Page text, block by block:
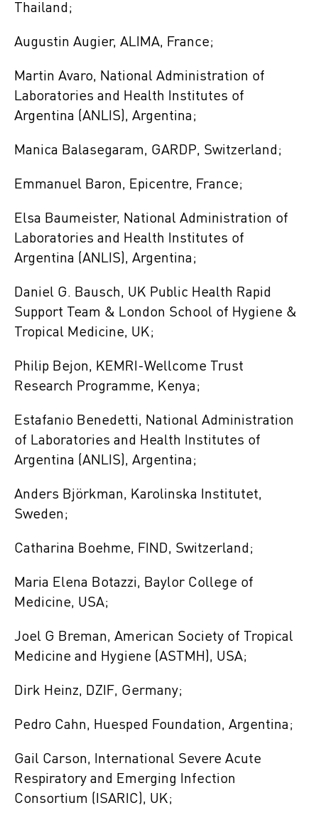
Thailand;
Augustin Augier, ALIMA, France;
Martin Avaro, National Administration of
Laboratories and Health Institutes of
Argentina (ANLIS), Argentina;
Manica Balasegaram, GARDP, Switzerland;
Emmanuel Baron, Epicentre, France;
Elsa Baumeister, National Administration of
Laboratories and Health Institutes of
Argentina (ANLIS), Argentina;
Daniel G. Bausch, UK Public Health Rapid
Support Team & London School of Hygiene &
Tropical Medicine, UK;
Philip Bejon, KEMRI-Wellcome Trust
Research Programme, Kenya;
Estafanio Benedetti, National Administration
of Laboratories and Health Institutes of
Argentina (ANLIS), Argentina;
Anders Björkman, Karolinska Institutet,
Sweden;
Catharina Boehme, FIND, Switzerland;
Maria Elena Botazzi, Baylor College of
Medicine, USA;
Joel G Breman, American Society of Tropical
Medicine and Hygiene (ASTMH), USA;
Dirk Heinz, DZIF, Germany;
Pedro Cahn, Huesped Foundation, Argentina;
Gail Carson, International Severe Acute
Respiratory and Emerging Infection
Consortium (ISARIC), UK;